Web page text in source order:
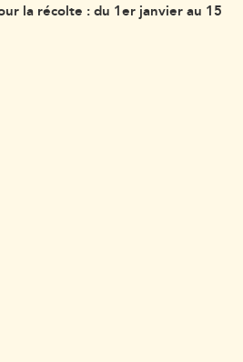
la récolte : du 1er janvier au 15